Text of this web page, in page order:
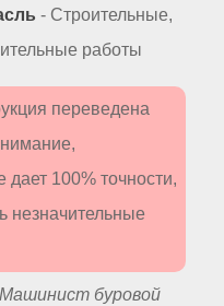
- Строительные,
работы
переведена
дает 100% точности,
незначительные
Машинист буровой